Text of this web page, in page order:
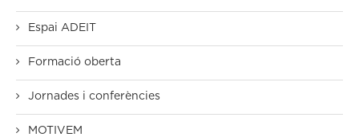
Espai ADEIT
Formació oberta
Jornades i conferències
MOTIVEM